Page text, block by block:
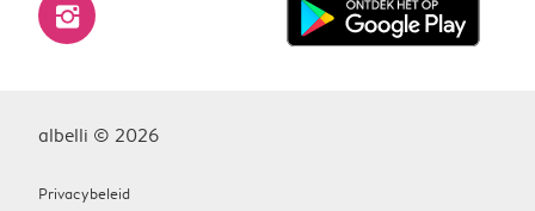
instagram
albelli © 2026
Privacybeleid